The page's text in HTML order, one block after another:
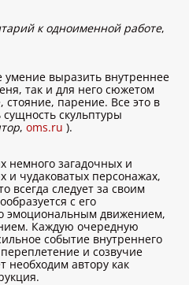
к одноименной работе,
выразить внутреннее
так и для него сюжетом
стояние, парение. Все это в
сущность скульптуры
, oms.ru ).
немного загадочных и
и чудаковатых персонажах,
всегда следует за своим
с его
эмоциональным движением,
Каждую очередную
событие внутреннего
и созвучие
необходим автору как